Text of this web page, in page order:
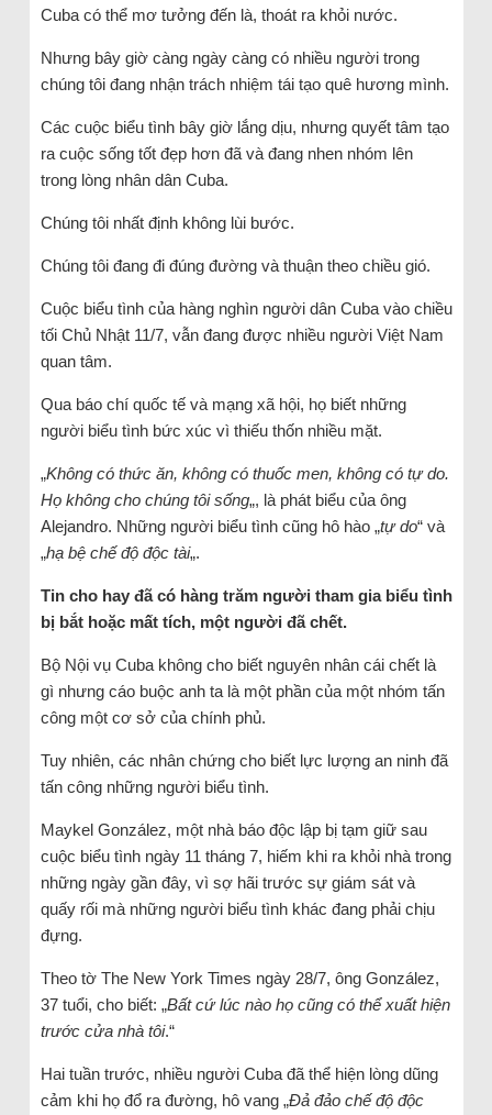
Cuba có thể mơ tưởng đến là, thoát ra khỏi nước.
Nhưng bây giờ càng ngày càng có nhiều người trong
chúng tôi đang nhận trách nhiệm tái tạo quê hương mình.
Các cuộc biểu tình bây giờ lắng dịu, nhưng quyết tâm tạo
ra cuộc sống tốt đẹp hơn đã và đang nhen nhóm lên
trong lòng nhân dân Cuba.
Chúng tôi nhất định không lùi bước.
Chúng tôi đang đi đúng đường và thuận theo chiều gió.
Cuộc biểu tình của hàng nghìn người dân Cuba vào chiều
tối Chủ Nhật 11/7, vẫn đang được nhiều người Việt Nam
quan tâm.
Qua báo chí quốc tế và mạng xã hội, họ biết những
người biểu tình bức xúc vì thiếu thốn nhiều mặt.
„Không có thức ăn, không có thuốc men, không có tự do.
Họ không cho chúng tôi sống„, là phát biểu của ông
Alejandro. Những người biểu tình cũng hô hào „tự do“ và
„hạ bệ chế độ độc tài„.
Tin cho hay đã có hàng trăm người tham gia biểu tình
bị bắt hoặc mất tích, một người đã chết.
Bộ Nội vụ Cuba không cho biết nguyên nhân cái chết là
gì nhưng cáo buộc anh ta là một phần của một nhóm tấn
công một cơ sở của chính phủ.
Tuy nhiên, các nhân chứng cho biết lực lượng an ninh đã
tấn công những người biểu tình.
Maykel González, một nhà báo độc lập bị tạm giữ sau
cuộc biểu tình ngày 11 tháng 7, hiếm khi ra khỏi nhà trong
những ngày gần đây, vì sợ hãi trước sự giám sát và
quấy rối mà những người biểu tình khác đang phải chịu
đựng.
Theo tờ The New York Times ngày 28/7, ông González,
37 tuổi, cho biết: „Bất cứ lúc nào họ cũng có thể xuất hiện
trước cửa nhà tôi.“
Hai tuần trước, nhiều người Cuba đã thể hiện lòng dũng
cảm khi họ đổ ra đường, hô vang „Đả đảo chế độ độc